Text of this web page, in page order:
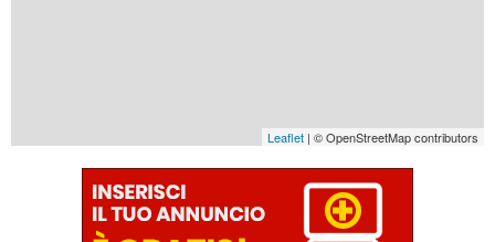
Leaflet | © OpenStreetMap contributors